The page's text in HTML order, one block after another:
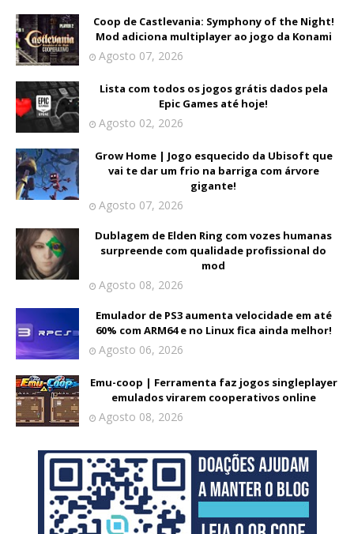
Coop de Castlevania: Symphony of the Night!
Mod adiciona multiplayer ao jogo da Konami
Agosto 07, 2026
Lista com todos os jogos grátis dados pela
Epic Games até hoje!
Agosto 02, 2026
Grow Home | Jogo esquecido da Ubisoft que
vai te dar um frio na barriga com árvore
gigante!
Agosto 07, 2026
Dublagem de Elden Ring com vozes humanas
surpreende com qualidade profissional do
mod
Agosto 08, 2026
Emulador de PS3 aumenta velocidade em até
60% com ARM64 e no Linux fica ainda melhor!
Agosto 06, 2026
Emu-coop | Ferramenta faz jogos singleplayer
emulados virarem cooperativos online
Agosto 08, 2026